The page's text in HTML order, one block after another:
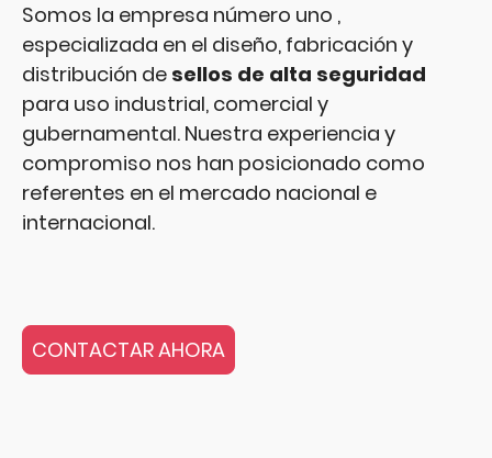
Somos la empresa número uno ,
especializada en el diseño, fabricación y
distribución de sellos de alta seguridad
para uso industrial, comercial y
gubernamental. Nuestra experiencia y
compromiso nos han posicionado como
referentes en el mercado nacional e
internacional.
CONTACTAR AHORA